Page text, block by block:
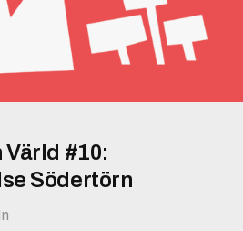
Värld #10:
Södertörn